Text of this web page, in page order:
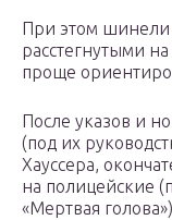
При этом шинели
расстегнутыми
проще
После указов и
(под их
Хауссера,
на полицейские
«Мертвая